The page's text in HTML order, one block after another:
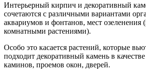
Интерьерный кирпич и декоративный
сочетаются с различными вариантами
аквариумов и фонтанов, мест озеленения
комнатными растениями).
Особо это касается растений, которые
подходит декоративный камень в
каминов, проемов окон, дверей.